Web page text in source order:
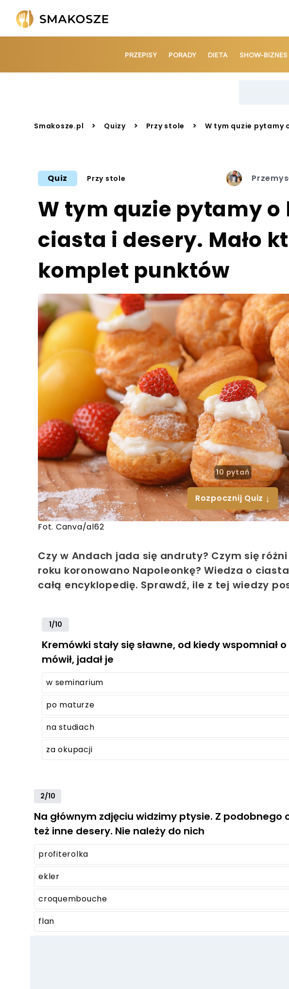
PRZEPISY PORADY DIETA SHOW-
Smakosze.pl > Quizy > Przy stole > W tym quzie pytamy
Quiz Przy stole
W tym quzie pytamy o
ciasta i desery. Mało
komplet punktów
Fot. Canva/al62
10 pytań
Rozpocznij Quiz ↓
Czy w Andach jada się andruty? Czym się
roku koronowano Napoleonkę? Wiedza o
całą encyklopedię. Sprawdź, ile z tej wiedzy
1/10
Kremówki stały się sławne, od kiedy wspomniał
mówił, jadał je
w seminarium
po maturze
na studiach
za okupacji
2/10
Na głównym zdjęciu widzimy ptysie. Z
też inne desery. Nie należy do nich
profiterolka
ekler
croquembouche
flan